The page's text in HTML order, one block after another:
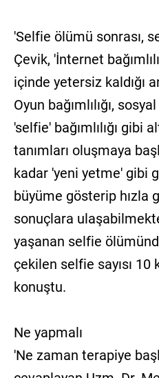
'Selfie ölümü sonrası,
Çevik, 'İnternet
içinde yetersiz kaldığı
Oyun bağımlılığı,
'selfie' bağımlılığı gibi
tanımları oluşmaya
kadar 'yeni yetme' gibi
büyüme gösterip hızla
sonuçlara
yaşanan selfie
çekilen selfie sayısı 10
konuştu.
Ne yapmalı
'Ne zaman terapiye